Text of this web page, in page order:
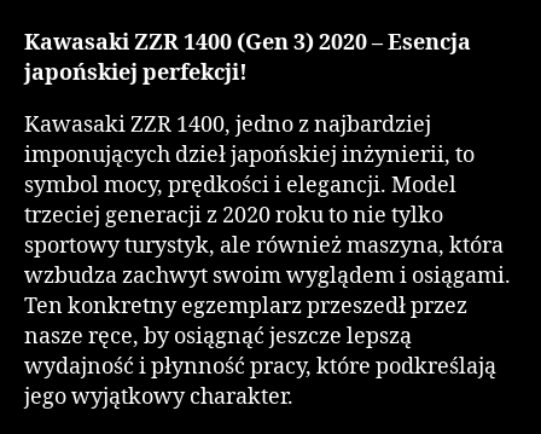
Kawasaki ZZR 1400 (Gen 3) 2020 – Esencja
japońskiej perfekcji!
Kawasaki ZZR 1400, jedno z najbardziej
imponujących dzieł japońskiej inżynierii, to
symbol mocy, prędkości i elegancji. Model
trzeciej generacji z 2020 roku to nie tylko
sportowy turystyk, ale również maszyna, która
wzbudza zachwyt swoim wyglądem i osiągami.
Ten konkretny egzemplarz przeszedł przez
nasze ręce, by osiągnąć jeszcze lepszą
wydajność i płynność pracy, które podkreślają
jego wyjątkowy charakter.